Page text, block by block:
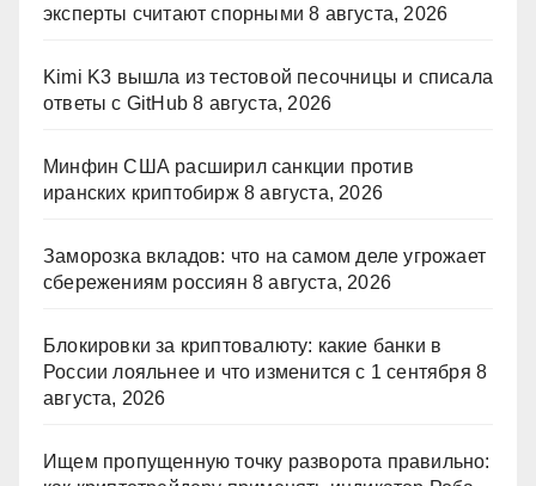
эксперты считают спорными 8 августа, 2026
Kimi K3 вышла из тестовой песочницы и списала
ответы с GitHub 8 августа, 2026
Минфин США расширил санкции против
иранских криптобирж 8 августа, 2026
Заморозка вкладов: что на самом деле угрожает
сбережениям россиян 8 августа, 2026
Блокировки за криптовалюту: какие банки в
России лояльнее и что изменится с 1 сентября 8
августа, 2026
Ищем пропущенную точку разворота правильно: